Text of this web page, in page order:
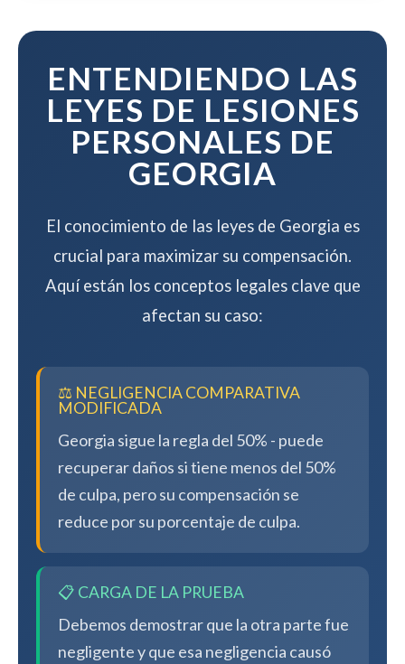
mientras maximizamos su
ENTENDIENDO LAS
LEYES DE LESIONES
PERSONALES DE
GEORGIA
El conocimiento de las leyes de Georgia es
crucial para maximizar su compensación.
Aquí están los conceptos legales clave que
afectan su caso:
⚖️ NEGLIGENCIA COMPARATIVA
MODIFICADA
Georgia sigue la regla del 50% - puede
recuperar daños si tiene menos del 50%
de culpa, pero su compensación se
reduce por su porcentaje de culpa.
📋 CARGA DE LA PRUEBA
Debemos demostrar que la otra parte fue
negligente y que esa negligencia causó